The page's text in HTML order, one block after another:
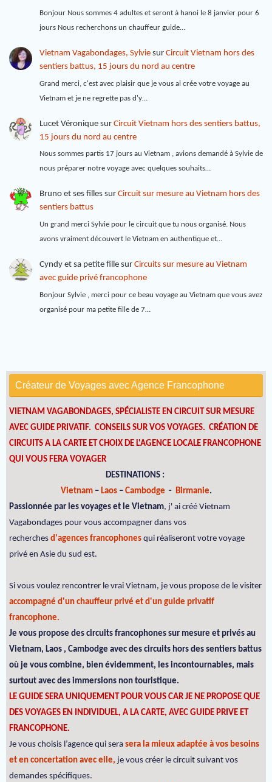
Bonjour Nous sommes 4 adultes et seront à hanoi le 8 janvier pour 6
jours Nous recherchons un chauffeur guide…
Vietnam Vagabondages, Sylviesur Circuit Vietnam hors des
sentiers battus, 15 jours du nord au centre
Grand merci, c'est avec plaisir que je vous ai crée votre voyage au
Vietnam et je ne regrette pas d'y…
Lucet Véroniquesur Circuit Vietnam hors des sentiers battus,
15 jours du nord au centre
Nous sommes partis 17 jours au Vietnam , avions demandé à Sylvie de
nous préparer notre voyage avec quelques souhaits…
Bruno et ses fillessur Circuit sur mesure au Vietnam hors des
sentiers battus
Un grand merci Sylvie pour le circuit que tu nous organisé. Nous
avons vraiment découvert le Vietnam en authentique et…
Cyndy et sa petite fillesur Circuits sur mesure au Vietnam
avec guide privé francophone
Bonjour Sylvie , merci pour ce beau voyage au Vietnam que vous avez
organisé pour ma petite fille de 7…
Créateur de Voyages avec Agence Francophone
VIETNAM VAGABONDAGES, SPÉCIALISTE EN CIRCUIT SUR MESURE
AVEC GUIDE PRIVATIF. CONSEILS SUR VOS VOYAGES. CRÉATION DE
CIRCUITS A LA CARTE ET CHOIX DE L'AGENCE LOCALE FRANCOPHONE
QUI VOUS FERA VOYAGER
DESTINATIONS :
Vietnam– Laos – Cambodge - Birmanie.
Passionnée par les voyages et le Vietnam, j' ai créé Vietnam
Vagabondages pour vous accompagner dans vos
recherches d'agences francophones qui réaliseront votre voyage
privé en Asie du sud est.
Si vous voulez rencontrer le vrai Vietnam, je vous propose de le visiter
accompagné d'un chauffeur privé et d'un guide privatif
francophone.
Je vous propose des circuits francophones sur mesure et privés au
Vietnam, Laos , Cambodge avec des circuits hors des sentiers battus
où je vous combine, bien évidemment, les incontournables, mais
surtout avec des immersions non touristique.
LE GUIDE SERA UNIQUEMENT POUR VOUS CAR JE NE PROPOSE QUE
DES VOYAGES EN INDIVIDUEL, A LA CARTE, AVEC GUIDE PRIVE ET
FRANCOPHONE.
Je vous choisis l’agence qui sera sera la mieux adaptée à vos besoins
et en concertation avec elle, je vous créer le circuit suivant vos
demandes spécifiques.